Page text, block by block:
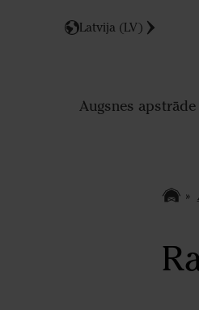
Latvija (LV)
Augsnes apstrāde